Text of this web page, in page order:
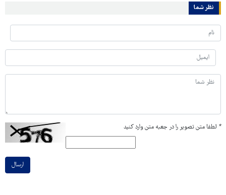
نظر شما
* لطفا متن تصویر را در جعبه متن وارد کنید
ارسال